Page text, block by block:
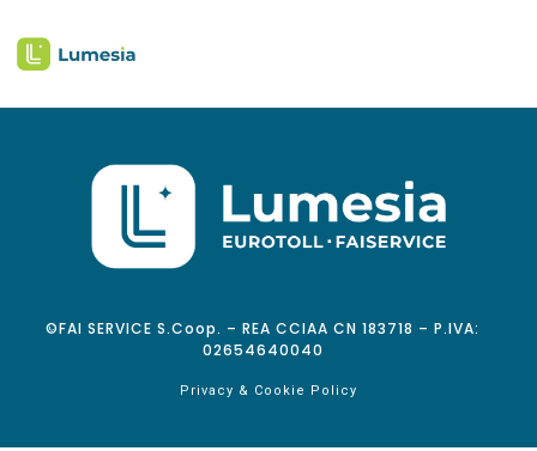
©FAI SERVICE S.Coop. – REA CCIAA CN 183718 – P.IVA:
02654640040
Privacy & Cookie Policy